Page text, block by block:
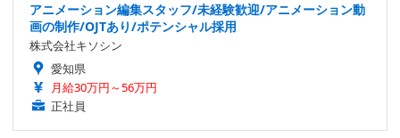
アニメーション編集スタッフ/未経験歓迎/アニメーション動
画の制作/OJTあり/ポテンシャル採用
株式会社キソシン
愛知県
月給30万円～56万円
正社員